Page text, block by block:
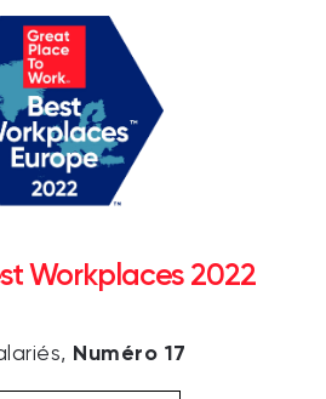
Workplaces 2022
Numéro 17